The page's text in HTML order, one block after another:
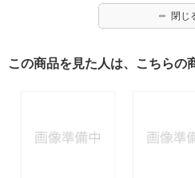
閉じ
この商品を見た人は、こちらの